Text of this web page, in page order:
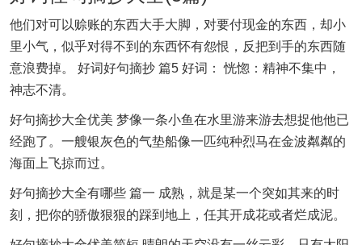
他们对可以赊账的东西大手大脚，对要付现金的东西，却小
里小气，似乎对得不到的东西怀有怨恨，反把到手的东西随
意浪费掉。 好词好句摘抄 篇5 好词： 恍惚：精神不集中，
神志不清。
好句摘抄大全优美 梦像一条小鱼在水里游来游去想捉他他已
经跑了。一艘银灰色的气垫船像一匹纯种烈马在金波粼粼的
海面上飞掠而过。
好句摘抄大全有哪些 篇一 成熟，就是某一个突如其来的时
刻，把你的骄傲狠狠的踩到地上，任其开成花或者烂成泥。